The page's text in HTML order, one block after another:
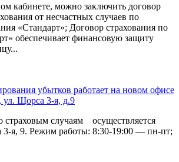
кабинете, можно заключить договор
от несчастных случаев по
«Стандарт»; Договор страхования по
обеспечивает финансовую защиту
убытков работает на новом офисе
ул. Щорса 3-я, д.9
страховым случаям осуществляется
3-я, 9. Режим работы: 8:30-19:00 — пн-пт;